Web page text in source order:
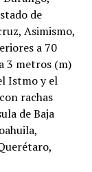
de
Asimismo,
a 70
3 metros (m)
Istmo y el
rachas
de Baja